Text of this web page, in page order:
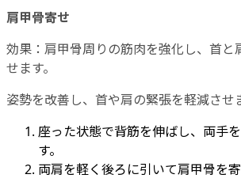
肩甲骨寄せ
効果：肩甲骨周りの筋肉を強化し、首と
せます。
姿勢を改善し、首や肩の緊張を軽減させ
座った状態で背筋を伸ばし、両手
す。
両肩を軽く後ろに引いて肩甲骨を